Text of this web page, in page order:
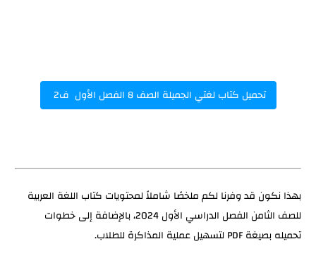
تحميل كتاب لغتي الجميلة الصف 8 الفصل الأول ف2
بهذا نكون قد وفرنا لكم ملخصًا شاملاً لمحتويات كتاب اللغة العربية
للصف الثامن الفصل الدراسي الأول 2024، بالإضافة إلى خطوات
تحميله بصيغة PDF لتسهيل عملية المذاكرة للطلاب.